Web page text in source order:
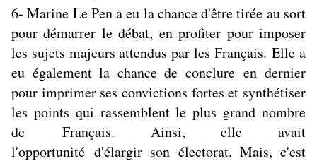
6- Marine Le Pen a eu la chance d'être tirée au sort
pour démarrer le débat, en profiter pour imposer
les sujets majeurs attendus par les Français. Elle a
eu également la chance de conclure en dernier
pour imprimer ses convictions fortes et synthétiser
les points qui rassemblent le plus grand nombre
de Français. Ainsi, elle avait
l'opportunité d'élargir son électorat. Mais, c'est